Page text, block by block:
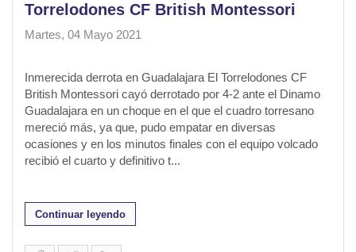
Torrelodones CF British Montessori
Martes, 04 Mayo 2021
Inmerecida derrota en Guadalajara El Torrelodones CF
British Montessori cayó derrotado por 4-2 ante el Dinamo
Guadalajara en un choque en el que el cuadro torresano
mereció más, ya que, pudo empatar en diversas
ocasiones y en los minutos finales con el equipo volcado
recibió el cuarto y definitivo t...
Continuar leyendo